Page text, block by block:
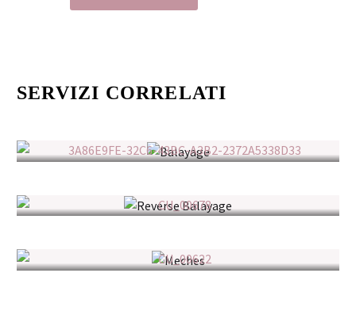
SERVIZI CORRELATI